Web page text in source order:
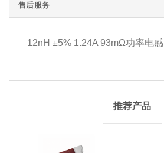
售后服务
12nH ±5% 1.24A 93mΩ功率电感
推荐产品